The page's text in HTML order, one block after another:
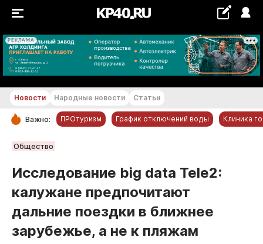
РЕКЛАМА
+16...+17 °С
РУБРИКИ
Новости компаний
Статьи
Народные новости
Авто и транспорт
Новости Народные новости Статьи
Важно: ПРОтуризм График отключений воды Клиника
Общество
Исследование big data Tele2:
калужане предпочитают
дальние поездки в ближнее
зарубежье, а не к пляжам